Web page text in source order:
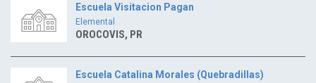
Escuela Visitacion Pagan
Elemental
OROCOVIS, PR
Escuela Catalina Morales (Quebradillas)